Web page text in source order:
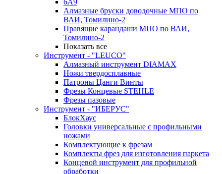
6A9
Алмазные бруски доводочные МПО по
ВАИ, Томилино-2
Правящие карандаши МПО по ВАИ,
Томилино-2
Показать все
Инструмент - "LEUCO"
Алмазный инструмент DIAMAX
Ножи твердосплавные
Патроны Цанги Винты
Фрезы Концевые STEHLE
Фрезы пазовые
Инструмент - "ИБЕРУС"
БлокХаус
Головки универсальные с профильными
ножами
Комплектующие к фрезам
Комплекты фрез для изготовления паркета
Концевой инструмент для профильной
обработки